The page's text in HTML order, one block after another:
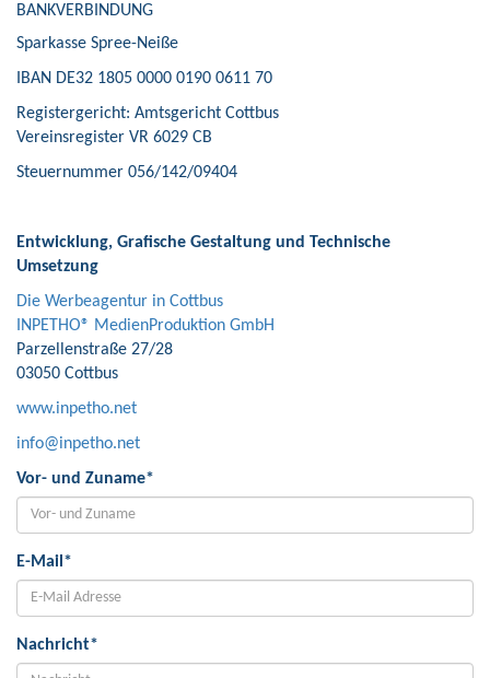
BANKVERBINDUNG
Sparkasse Spree-Neiße
IBAN DE32 1805 0000 0190 0611 70
Registergericht: Amtsgericht Cottbus
Vereinsregister VR 6029 CB
Steuernummer 056/142/09404
Entwicklung, Grafische Gestaltung und Technische
Umsetzung
Die Werbeagentur in Cottbus
INPETHO® MedienProduktion GmbH
Parzellenstraße 27/28
03050 Cottbus
www.inpetho.net
info@inpetho.net
Vor- und Zuname*
E-Mail*
Nachricht*